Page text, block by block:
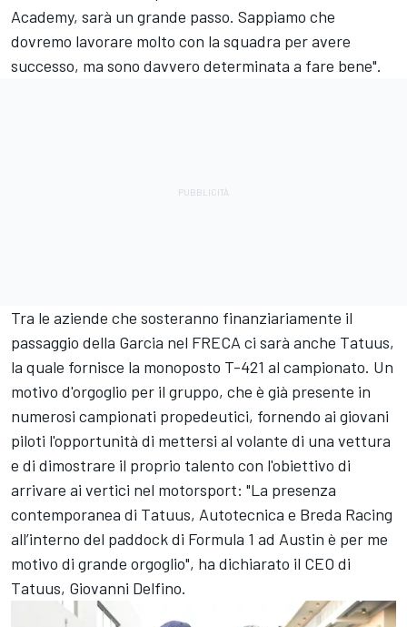
Academy, sarà un grande passo. Sappiamo che
dovremo lavorare molto con la squadra per avere
successo, ma sono davvero determinata a fare bene".
Tra le aziende che sosteranno finanziariamente il
passaggio della Garcia nel FRECA ci sarà anche Tatuus,
la quale fornisce la monoposto T-421 al campionato. Un
motivo d'orgoglio per il gruppo, che è già presente in
numerosi campionati propedeutici, fornendo ai giovani
piloti l'opportunità di mettersi al volante di una vettura
e di dimostrare il proprio talento con l'obiettivo di
arrivare ai vertici nel motorsport: "La presenza
contemporanea di Tatuus, Autotecnica e Breda Racing
all’interno del paddock di Formula 1 ad Austin è per me
motivo di grande orgoglio", ha dichiarato il CEO di
Tatuus, Giovanni Delfino.